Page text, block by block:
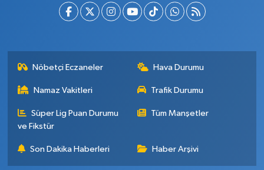
Nöbetçi Eczaneler Hava Durumu
Namaz Vakitleri Trafik Durumu
Süper Lig Puan Durumu
ve Fikstür
Tüm Manşetler
Son Dakika Haberleri Haber Arşivi